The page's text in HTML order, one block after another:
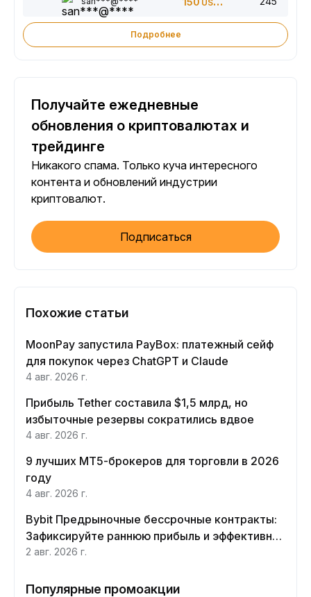
USDT
Подробнее
Получайте ежедневные
обновления о криптовалютах и
трейдинге
Никакого спама. Только куча интересного
контента и обновлений индустрии
криптовалют.
Подписаться
Похожие статьи
MoonPay запустила PayBox: платежный сейф
для покупок через ChatGPT и Claude
4 авг. 2026 г.
Прибыль Tether составила $1,5 млрд, но
избыточные резервы сократились вдвое
4 авг. 2026 г.
9 лучших MT5-брокеров для торговли в 2026
году
4 авг. 2026 г.
Bybit Предрыночные бессрочные контракты:
Зафиксируйте раннюю прибыль и эффективно
хеджируйте
2 авг. 2026 г.
Популярные промоакции